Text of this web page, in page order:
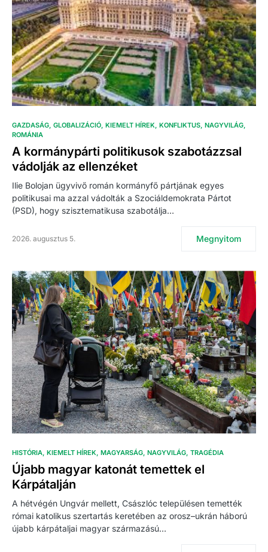
GAZDASÁG GLOBALIZÁCIÓ KIEMELT HÍREK KONFLIKTUS NAGYVILÁG
ROMÁNIA
A kormánypárti politikusok szabotázzsal
vádolják az ellenzéket
Ilie Bolojan ügyvivő román kormányfő pártjának egyes
politikusai ma azzal vádolták a Szociáldemokrata Pártot
(PSD), hogy szisztematikusa szabotálja…
2026. augusztus 5. Megnyitom
HISTÓRIA KIEMELT HÍREK MAGYARSÁG NAGYVILÁG TRAGÉDIA
Újabb magyar katonát temettek el
Kárpátalján
A hétvégén Ungvár mellett, Császlóc településen temették
római katolikus szertartás keretében az orosz–ukrán háború
újabb kárpátaljai magyar származású…